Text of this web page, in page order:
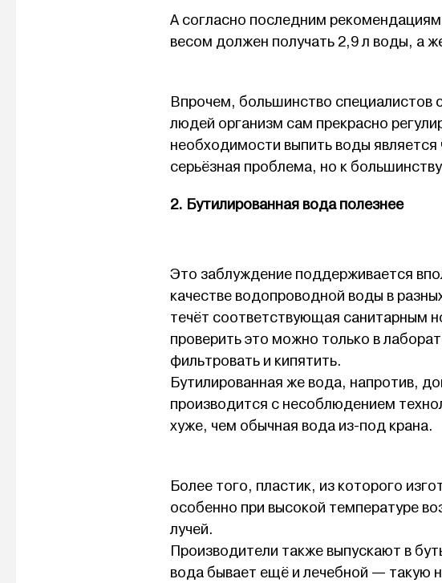
А согласно последним
весом должен получать 2,9 л воды, а
Впрочем, большинство специалистов
людей организм сам прекрасно
необходимости выпить воды
серьёзная проблема, но к
2. Бутилированная вода полезнее
Это заблуждение поддерживается
качестве водопроводной воды в
течёт соответствующая санитарным
проверить это можно только в
фильтровать и кипятить.
Бутилированная же вода, напротив,
производится с несоблюдением
хуже, чем обычная вода из-под крана.
Более того, пластик, из которого
особенно при высокой температуре
лучей.
Производители также выпускают в
вода бывает ещё и лечебной — такую